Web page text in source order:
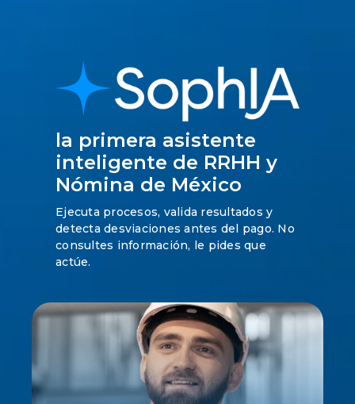
la primera asistente
inteligente de RRHH y
Nómina de México
Ejecuta procesos, valida resultados y
detecta desviaciones antes del pago. No
consultes información, le pides que
actúe.